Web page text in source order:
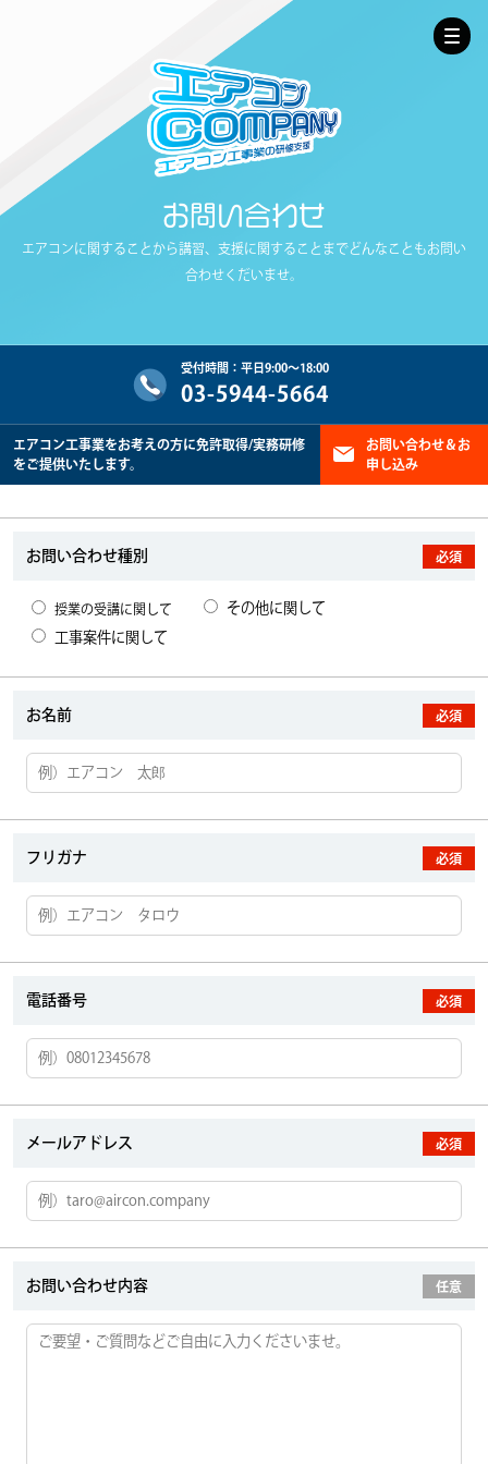
お問い合わせ
エアコンに関することから講習、支援に関することまでどんなこともお問い
合わせくだいませ。
受付時間：平日9:00～18:00
03-5944-5664
エアコン工事業をお考えの方に免許取得/実務研修
をご提供いたします。
お問い合わせ＆お
申し込み
お問い合わせ種別 必須
授業の受講に関して
その他に関して
工事案件に関して
お名前 必須
フリガナ 必須
電話番号 必須
メールアドレス 必須
お問い合わせ内容 任意